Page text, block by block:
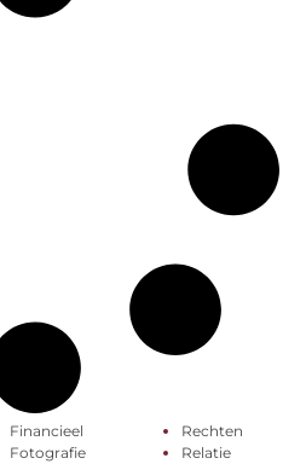
Financieel
Fotografie
Rechten
Relatie